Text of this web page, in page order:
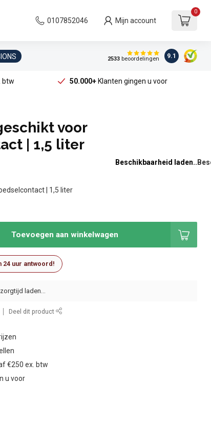
0107852046 Mijn account
0
2533beoordelingen 9.1
btw 50.000+Klanten gingen u voor
voor
| 1,5 liter
Beschikbaarheid laden..
| 1,5 liter
Toevoegen aan winkelwagen
24 uur antwoord!
Deel dit product
€250 ex. btw
u voor